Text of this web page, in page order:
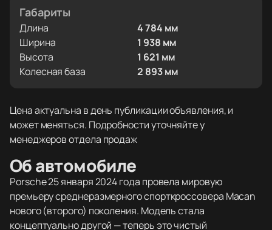
Габариты
Длина
4 784 мм
Ширина
1 938 мм
Высота
1 621 мм
Колесная база
2 893 мм
Цена актуальна в день публикации объявления, и
может меняться. Подробности уточняйте у
менеджеров отдела продаж
Об автомобиле
Porsche 25 января 2024 года провела мировую
премьеру среднеразмерного спорткроссовера Macan
нового (второго) поколения. Модель стала
концептуально другой — теперь это чистый